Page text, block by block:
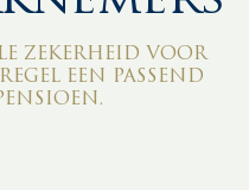
ZEKERHEID VOOR
EEN PASSEND